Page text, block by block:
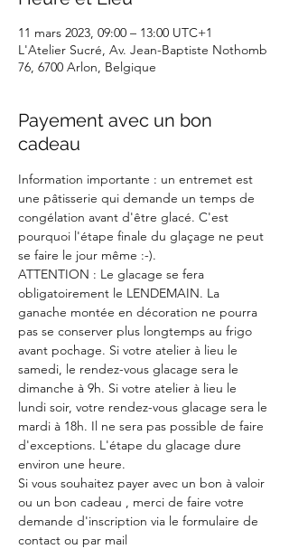
11 mars 2023, 09:00 – 13:00 UTC+1
L'Atelier Sucré, Av. Jean-Baptiste Nothomb
76, 6700 Arlon, Belgique
Payement avec un bon
cadeau
Information importante : un entremet est
une pâtisserie qui demande un temps de
congélation avant d'être glacé. C'est
pourquoi l'étape finale du glaçage ne peut
se faire le jour même :-).
ATTENTION : Le glacage se fera
obligatoirement le LENDEMAIN. La
ganache montée en décoration ne pourra
pas se conserver plus longtemps au frigo
avant pochage. Si votre atelier à lieu le
samedi, le rendez-vous glacage sera le
dimanche à 9h. Si votre atelier à lieu le
lundi soir, votre rendez-vous glacage sera le
mardi à 18h. Il ne sera pas possible de faire
d'exceptions. L'étape du glacage dure
environ une heure.
Si vous souhaitez payer avec un bon à valoir
ou un bon cadeau , merci de faire votre
demande d'inscription via le formulaire de
contact ou par mail